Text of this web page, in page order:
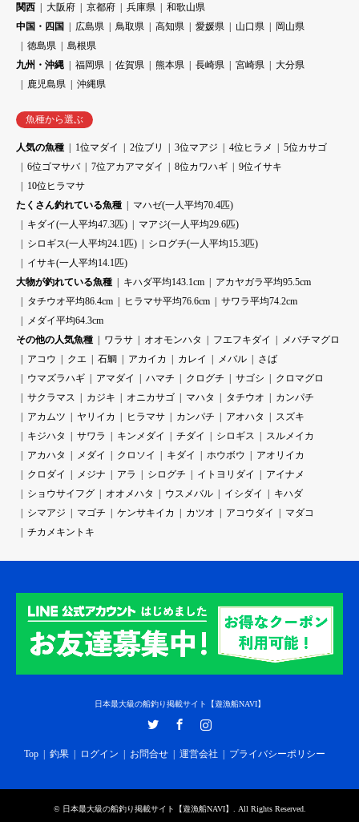
関西
大阪府 京都府 兵庫県
和歌山県
中国・四国
広島県 鳥取県 高知県 愛媛県 山口県
岡山県
徳島県
島根県
九州・沖縄
福岡県 佐賀県 熊本県 長崎県 宮崎県
大分県
鹿児島県
沖縄県
魚種から選ぶ
人気の魚種 1位マダイ 2位ブリ 3位マアジ 4位ヒラメ
5位カサゴ
6位ゴマサバ
7位アカアマダイ 8位カワハギ
9位イサキ
10位ヒラマサ
たくさん釣れている魚種
マハゼ(一人平均70.4匹)
キダイ(一人平均47.3匹)
マアジ(一人平均29.6匹)
シロギス(一人平均24.1匹)
シログチ(一人平均15.3匹)
イサキ(一人平均14.1匹)
大物が釣れている魚種
キハダ平均143.1cm
アカヤガラ平均95.5cm
タチウオ平均86.4cm
ヒラマサ平均76.6cm
サワラ平均74.2cm
メダイ平均64.3cm
その他の人気魚種
ワラサ オオモンハタ フエフキダイ
メバチマグロ
アコウ
クエ 石鯛 アカイカ カレイ メバル
さば
ウマズラハギ
アマダイ ハマチ クログチ サゴシ
クロマグロ
サクラマス
カジキ オニカサゴ マハタ タチウオ
カンパチ
アカムツ
ヤリイカ ヒラマサ カンパチ アオハタ
スズキ
キジハタ
サワラ キンメダイ チダイ シロギス
スルメイカ
アカハタ
メダイ クロソイ キダイ ホウボウ
アオリイカ
クロダイ
メジナ アラ シログチ イトヨリダイ
アイナメ
ショウサイフグ
オオメハタ ウスメバル イシダイ
キハダ
シマアジ
マゴチ ケンサキイカ カツオ アコウダイ
マダコ
チカメキントキ
日本最大級の船釣り掲載サイト【遊漁船NAVI】
Top 釣果 ログイン お問合せ 運営会社 プライバシーポリシー
© 日本最大級の船釣り掲載サイト【遊漁船NAVI】 . All Rights Reserved.